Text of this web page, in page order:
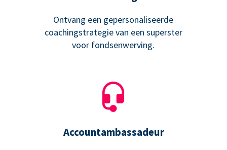
Ontvang een gepersonaliseerde
coachingstrategie van een superster
voor fondsenwerving.
Accountambassadeur